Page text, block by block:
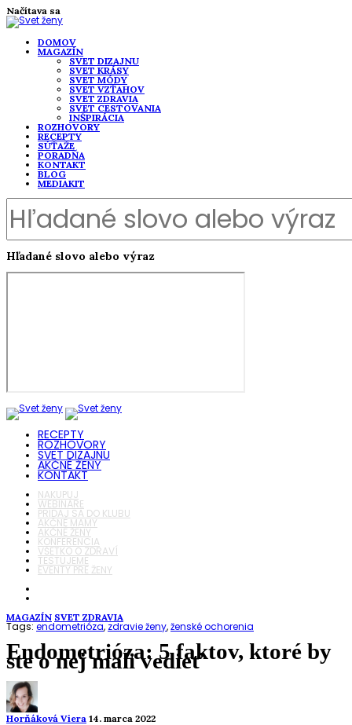
Načítava sa
DOMOV
MAGAZÍN
SVET DIZAJNU
SVET KRÁSY
SVET MÓDY
SVET VZŤAHOV
SVET ZDRAVIA
SVET CESTOVANIA
INŠPIRÁCIA
ROZHOVORY
RECEPTY
SÚŤAŽE
PORADŇA
KONTAKT
BLOG
MEDIAKIT
Hľadané slovo alebo výraz
RECEPTY
ROZHOVORY
SVET DIZAJNU
AKČNÉ ŽENY
KONTAKT
NAKUPUJ
WEBINÁRE
PRIDAJ SA DO KLUBU
AKČNÉ MAMY
AKČNÉ ŽENY
KONFERENCIA
VŠETKO O ZDRAVÍ
TESTUJEME
EVENTY PRE ŽENY
MAGAZÍN SVET ZDRAVIA
Tags:endometrióza,zdravie ženy,ženské ochorenia
Endometrióza: 5 faktov, ktoré by
ste o nej mali vedieť
Horňáková Viera 14. marca 2022